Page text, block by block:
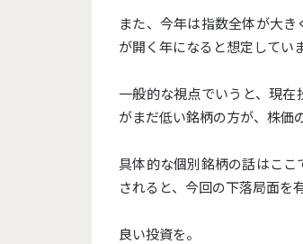
また、今年は指数全体が大
が開く年になると想定してい
一般的な視点でいうと、現
がまだ低い銘柄の方が、株価
具体的な個別銘柄の話はこ
されると、今回の下落局面を
良い投資を。